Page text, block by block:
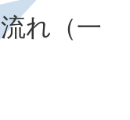
中でも高水準です。
スメです。
タリだと思います。
募してきてください
SEA好きな方が
ジ
ピッタリの職場です
れ（一